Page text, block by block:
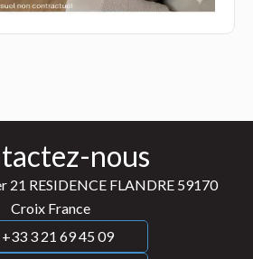
nous
21 RESIDENCE FLANDRE 59170
Croix France
+33 3 21 69 45 09